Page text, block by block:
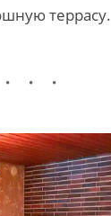
террасу.